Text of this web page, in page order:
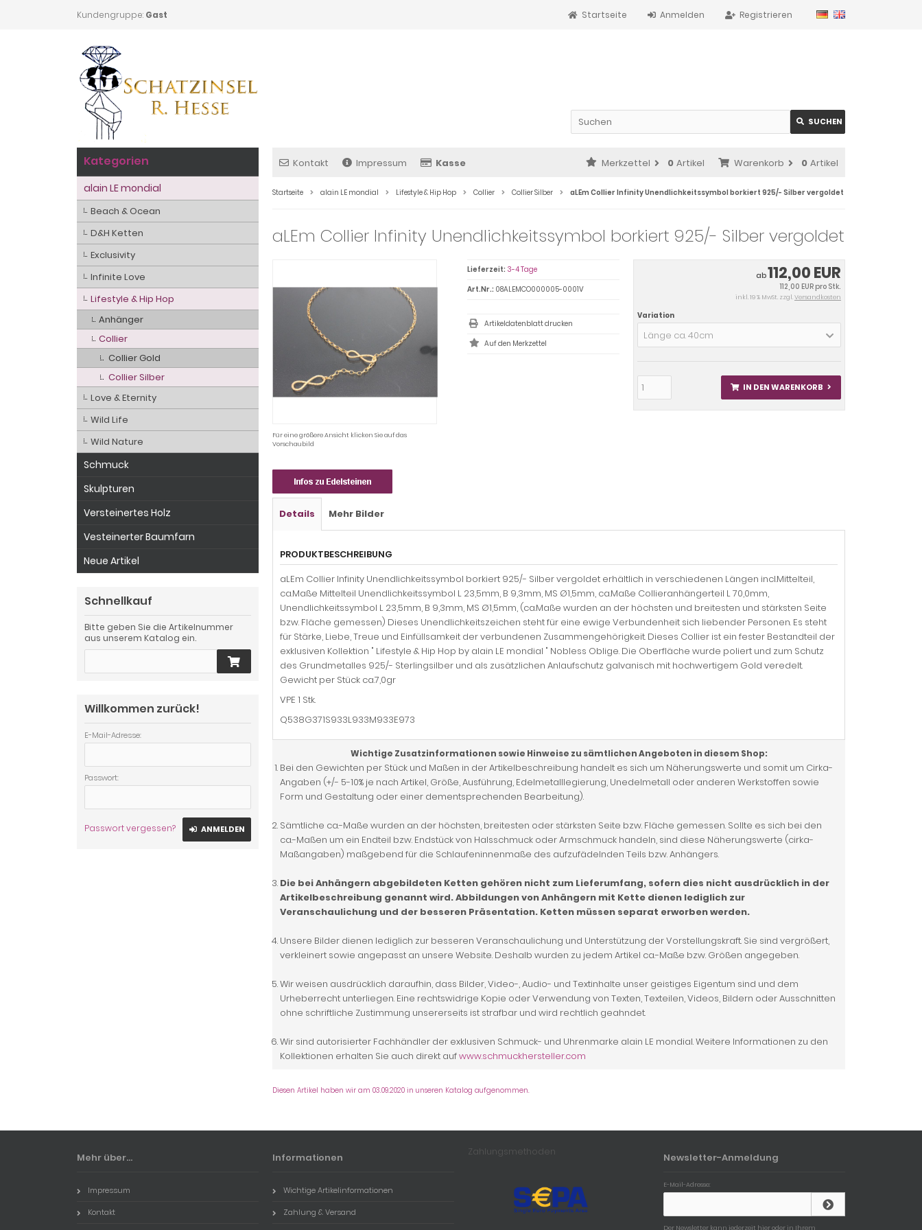
Kundengruppe: Gast Registrieren
Anmelden
Startseite
SUCHEN
Kontakt Impressum Kasse Warenkorb 0 Artikel
Merkzettel 0 Artikel
Startseite alain LE mondial Lifestyle & Hip Hop Collier Collier Silber aLEm Collier Infinity Unendlichkeitssymbol borkiert 925/- Silber vergoldet
aLEm Collier Infinity Unendlichkeitssymbol borkiert 925/- Silber vergoldet
Für eine größere Ansicht klicken Sie auf das
Vorschaubild
ab112,00 EUR
112,00 EUR pro Stk.
inkl. 19 % MwSt. zzgl.Versandkosten
Variation
Länge ca. 40cm
IN DEN WARENKORB
Lieferzeit: 3-4 Tage
Art.Nr.: 08ALEMCO000005-0001V
Artikeldatenblatt drucken
Details Mehr Bilder
PRODUKTBESCHREIBUNG
aLEm Collier Infinity Unendlichkeitssymbol borkiert 925/- Silber vergoldet erhältlich in verschiedenen Längen incl.Mittelteil,
ca.Maße Mittelteil Unendlichkeitssymbol L 23,5mm, B 9,3mm, MS Ø1,5mm, ca.Maße Collieranhängerteil L 70,0mm,
Unendlichkeitssymbol L 23,5mm, B 9,3mm, MS Ø1,5mm, (ca.Maße wurden an der höchsten und breitesten und stärksten Seite
bzw. Fläche gemessen) Dieses Unendlichkeitszeichen steht für eine ewige Verbundenheit sich liebender Personen. Es steht
für Stärke, Liebe, Treue und Einfüllsamkeit der verbundenen Zusammengehörigkeit. Dieses Collier ist ein fester Bestandteil der
exklusiven Kollektion " Lifestyle & Hip Hop by alain LE mondial " Nobless Oblige. Die Oberfläche wurde poliert und zum Schutz
des Grundmetalles 925/- Sterlingsilber und als zusätzlichen Anlaufschutz galvanisch mit hochwertigem Gold veredelt.
Gewicht per Stück ca.7,0gr
VPE 1 Stk.
Q538G371S933L933M933E973
Wichtige Zusatzinformationen sowie Hinweise zu sämtlichen Angeboten in diesem Shop:
Bei den Gewichten per Stück und Maßen in der Artikelbeschreibung handelt es sich um Näherungswerte und somit um Cirka-
Angaben (+/- 5-10% je nach Artikel, Größe, Ausführung, Edelmetalllegierung, Unedelmetall oder anderen Werkstoffen sowie
Form und Gestaltung oder einer dementsprechenden Bearbeitung).
Sämtliche ca.-Maße wurden an der höchsten, breitesten oder stärksten Seite bzw. Fläche gemessen. Sollte es sich bei den
ca.-Maßen um ein Endteil bzw. Endstück von Halsschmuck oder Armschmuck handeln, sind diese Näherungswerte (cirka-
Maßangaben) maßgebend für die Schlaufeninnenmaße des aufzufädelnden Teils bzw. Anhängers.
Die bei Anhängern abgebildeten Ketten gehören nicht zum Lieferumfang, sofern dies nicht ausdrücklich in der
Artikelbeschreibung genannt wird. Abbildungen von Anhängern mit Kette dienen lediglich zur
Veranschaulichung und der besseren Präsentation. Ketten müssen separat erworben werden.
Unsere Bilder dienen lediglich zur besseren Veranschaulichung und Unterstützung der Vorstellungskraft. Sie sind vergrößert,
verkleinert sowie angepasst an unsere Website. Deshalb wurden zu jedem Artikel ca.-Maße bzw. Größen angegeben.
Wir weisen ausdrücklich daraufhin, dass Bilder, Video-, Audio- und Textinhalte unser geistiges Eigentum sind und dem
Urheberrecht unterliegen. Eine rechtswidrige Kopie oder Verwendung von Texten, Texteilen, Videos, Bildern oder Ausschnitten
ohne schriftliche Zustimmung unsererseits ist strafbar und wird rechtlich geahndet.
Wir sind autorisierter Fachhändler der exklusiven Schmuck- und Uhrenmarke alain LE mondial. Weitere Informationen zu den
Kollektionen erhalten Sie auch direkt aufwww.schmuckhersteller.com
Diesen Artikel haben wir am 03.09.2020 in unseren Katalog aufgenommen.
Kategorien
alain LE mondial
Beach & Ocean
D&H Ketten
Exclusivity
Infinite Love
Lifestyle & Hip Hop
Anhänger
Collier
Collier Gold
Collier Silber
Love & Eternity
Wild Life
Wild Nature
Schmuck
Skulpturen
Versteinertes Holz
Vesteinerter Baumfarn
Neue Artikel
Schnellkauf
Bitte geben Sie die Artikelnummer
aus unserem Katalog ein.
Willkommen zurück!
E-Mail-Adresse:
Passwort:
Passwort vergessen? ANMELDEN
Mehr über...
Impressum
Kontakt
Informationen
Wichtige Artikelinformationen
Zahlung & Versand
Zahlungsmethoden Newsletter-Anmeldung
E-Mail-Adresse:
Der Newsletter kann jederzeit hier oder in Ihrem